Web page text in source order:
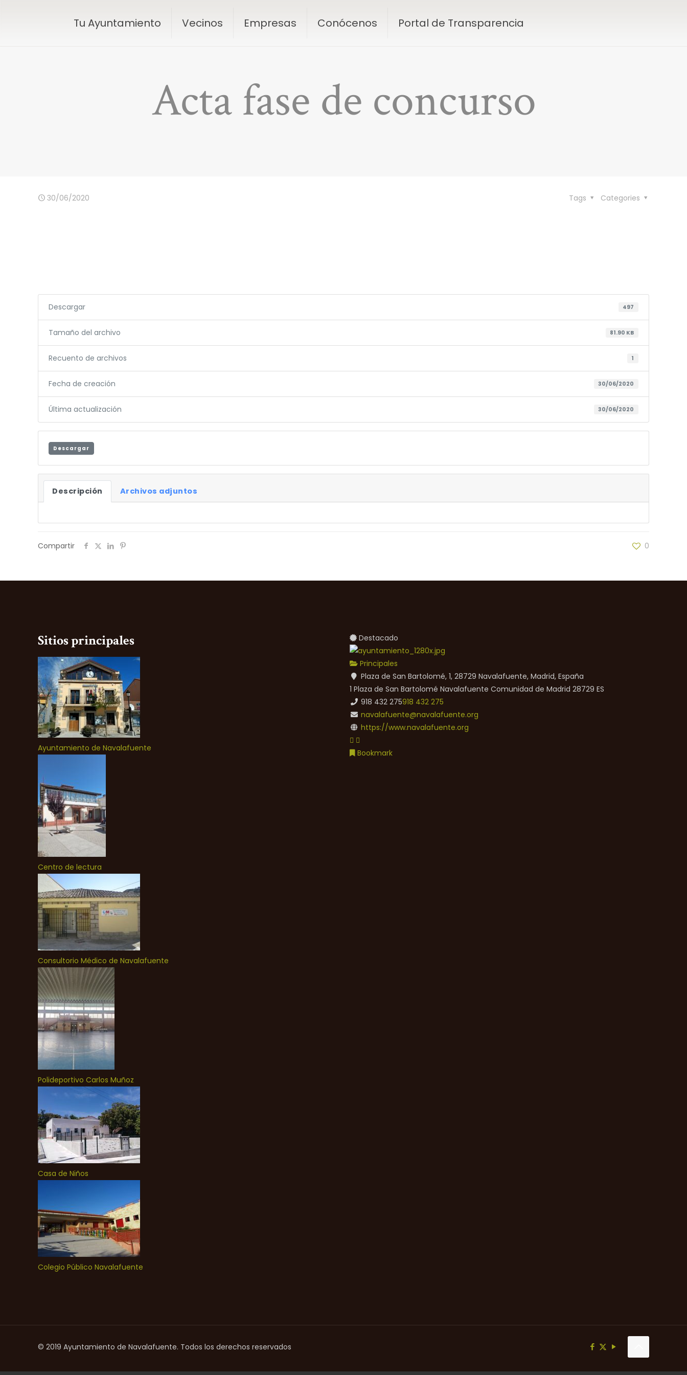
Tu Ayuntamiento Vecinos Empresas Conócenos Portal de Transparencia
Acta fase de concurso
30/06/2020 Categories
Tags
Descargar 497
Tamaño del archivo 81.90 KB
Recuento de archivos 1
Fecha de creación 30/06/2020
Última actualización 30/06/2020
Descargar
Descripción Archivos adjuntos
Compartir 0
Sitios principales
Ayuntamiento de Navalafuente
Centro de lectura
Consultorio Médico de Navalafuente
Polideportivo Carlos Muñoz
Casa de Niños
Colegio Público Navalafuente
Destacado
Principales
Plaza de San Bartolomé, 1, 28729 Navalafuente, Madrid, España
1 Plaza de San Bartolomé Navalafuente Comunidad de Madrid 28729 ES
918 432 275918 432 275
navalafuente@navalafuente.org
https://www.navalafuente.org
Bookmark
© 2019 Ayuntamiento de Navalafuente. Todos los derechos reservados